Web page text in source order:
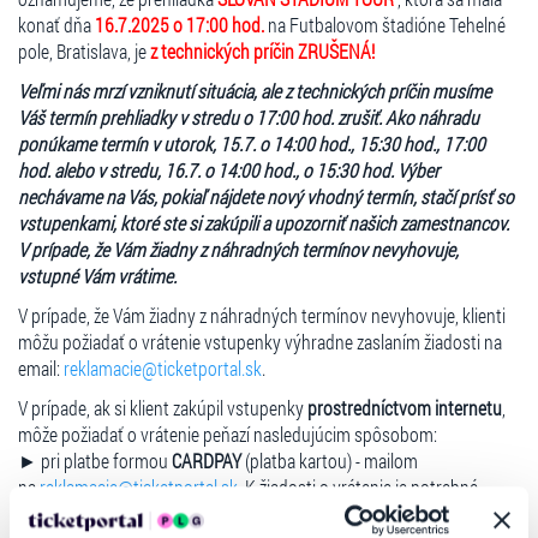
termínu prehliadky pred recepciou štadióna Tehelné pole, viď mapka
(vstup VIP). Príchod po začatí prehliadky je považovaný za neúčasť na
náhrada termínu, či vrátenie peňazí.
konať dňa16.7.2025 o 17:00 hod.na Futbalovom štadióne Tehelné
pole, Bratislava, jez technických príčin ZRUŠENÁ!
Veľmi nás mrzí vzniknutí situácia, ale z technických príčin musíme
Váš termín prehliadky v stredu o 17:00 hod. zrušiť. Ako náhradu
ponúkame termín v utorok, 15.7. o 14:00 hod., 15:30 hod., 17:00
hod. alebo v stredu, 16.7. o 14:00 hod., o 15:30 hod. Výber
nechávame na Vás, pokiaľ nájdete nový vhodný termín, stačí prísť so
vstupenkami, ktoré ste si zakúpili a upozorniť našich zamestnancov.
V prípade, že Vám žiadny z náhradných termínov nevyhovuje,
vstupné Vám vrátime.
V prípade, že Vám žiadny z náhradných termínov nevyhovuje, klienti
môžu požiadať o vrátenie vstupenky výhradne zaslaním žiadosti na
email: reklamacie@ticketportal.sk.
V prípade, ak si klient zakúpil vstupenkyprostredníctvom internetu
môže požiadať o vrátenie peňazí nasledujúcim spôsobom:
► pri platbe formouCARDPAY(platba kartou) - mailom
na reklamacie@ticketportal.sk K žiadosti o vrátenie je potrebné
doložiť vstupenky, najlepšie vo formáte PDF a číslo účtu klienta IBAN.